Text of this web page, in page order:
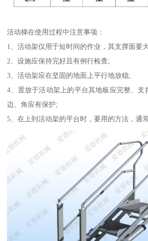
活动梯在使用过程中注意事项：
1、活动架仅用于短时间的作业，其支撑面要
2、设施应保持完好且有例行检查;
3、活动架应在坚固的地面上平行地放稳;
4、置放于活动架上的平台其地板应完整、支
边、角应有保护;
5、在上到活动架的平台时，要用的方法，通